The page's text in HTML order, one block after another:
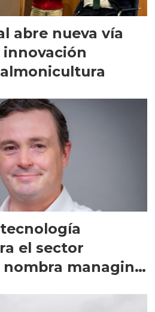
abre nueva vía
el sector
managing